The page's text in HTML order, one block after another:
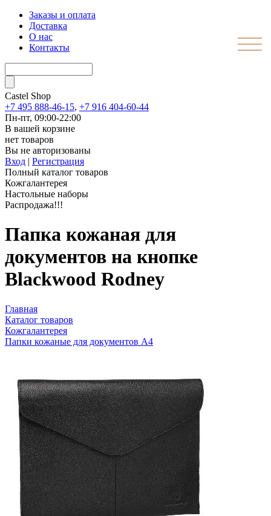
Заказы и оплата
Доставка
О нас
Контакты
Castel Shop
+7 495 888-46-15, +7 916 404-60-44
Пн-пт, 09:00-22:00
В вашей корзине
нет товаров
Вы не авторизованы
Вход | Регистрация
Полный каталог товаров
Кожгалантерея
Настольные наборы
Распродажа!!!
Папка кожаная для
документов на кнопке
Blackwood Rodney
Главная
Каталог товаров
Кожгалантерея
Папки кожаные для документов А4